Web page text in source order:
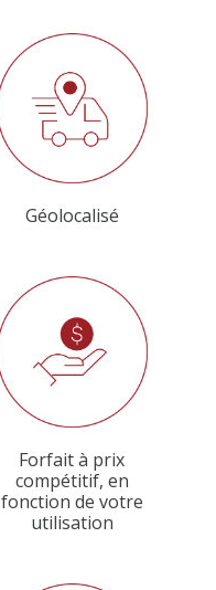
Géolocalisé
Forfait à prix
compétitif, en
fonction de votre
utilisation